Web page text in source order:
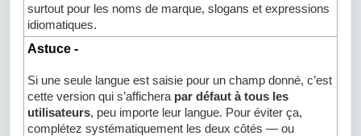
surtout pour les noms de marque, slogans et expressions
idiomatiques.
Astuce -
Si une seule langue est saisie pour un champ donné, c’est
cette version qui s’affichera par défaut à tous les
utilisateurs, peu importe leur langue. Pour éviter ça,
complétez systématiquement les deux côtés — ou